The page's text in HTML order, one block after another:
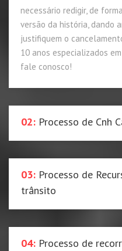
necessário redigir, de
versão da história, dando
justifiquem o
10 anos especializados
fale conosco!
02: Processo de Cnh
03: Processo de
trânsito
04: Processo de